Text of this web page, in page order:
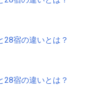
28宿の違いとは？
28宿の違いとは？